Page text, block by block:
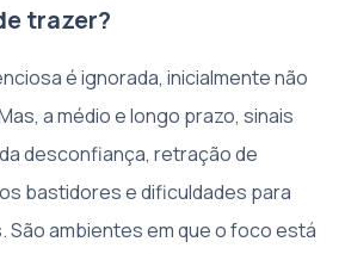
trazer?
é ignorada, inicialmente não
a médio e longo prazo, sinais
desconfiança, retração de
bastidores e dificuldades para
São ambientes em que o foco está